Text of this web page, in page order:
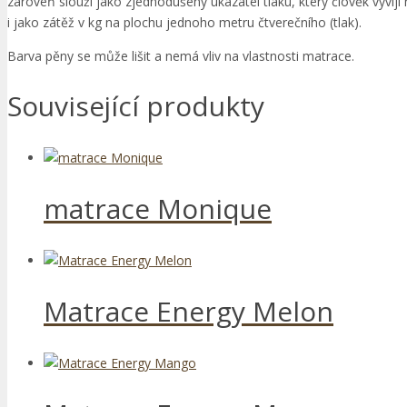
i jako zátěž v kg na plochu jednoho metru čtverečního (tlak).
Barva pěny se může lišit a nemá vliv na vlastnosti matrace.
Související produkty
matrace Monique
Matrace Energy Melon